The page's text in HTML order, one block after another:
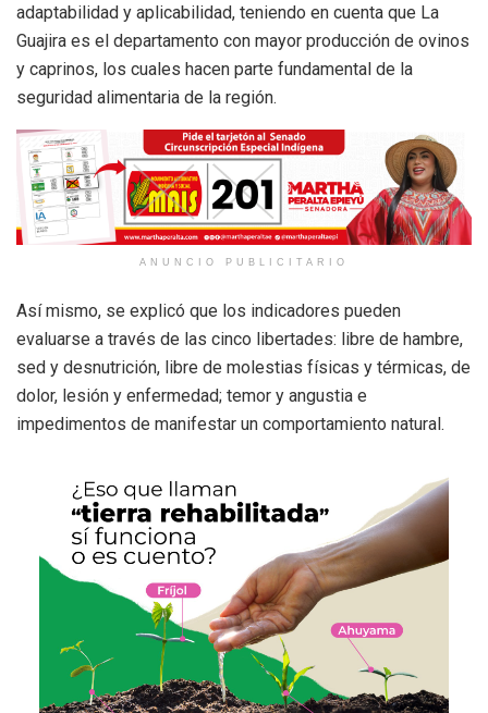
adaptabilidad y aplicabilidad, teniendo en cuenta que La
Guajira es el departamento con mayor producción de ovinos
y caprinos, los cuales hacen parte fundamental de la
seguridad alimentaria de la región.
ANUNCIO PUBLICITARIO
Así mismo, se explicó que los indicadores pueden
evaluarse a través de las cinco libertades: libre de hambre,
sed y desnutrición, libre de molestias físicas y térmicas, de
dolor, lesión y enfermedad; temor y angustia e
impedimentos de manifestar un comportamiento natural.